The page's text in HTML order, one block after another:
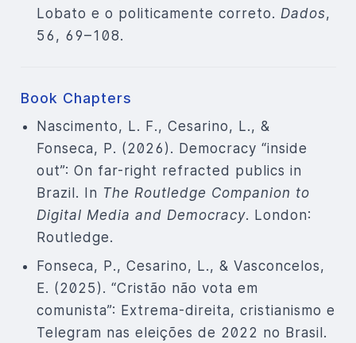
Lobato e o politicamente correto. Dados,
56, 69–108.
Book Chapters
Nascimento, L. F., Cesarino, L., &
Fonseca, P. (2026). Democracy “inside
out”: On far-right refracted publics in
Brazil. In The Routledge Companion to
Digital Media and Democracy. London:
Routledge.
Fonseca, P., Cesarino, L., & Vasconcelos,
E. (2025). “Cristão não vota em
comunista”: Extrema-direita, cristianismo e
Telegram nas eleições de 2022 no Brasil.